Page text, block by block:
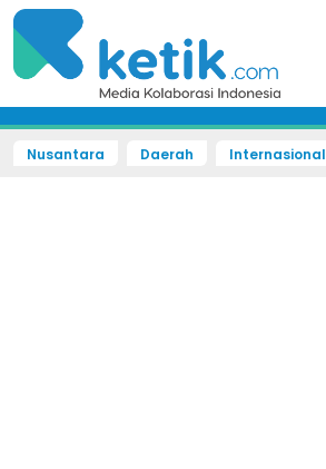
Nusantara Daerah Internasional